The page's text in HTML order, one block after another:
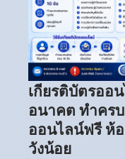
เกียรติบัตรออ
อนาคต ทำครบ
ออนไลน์ฟรี ห้
วังน้อย